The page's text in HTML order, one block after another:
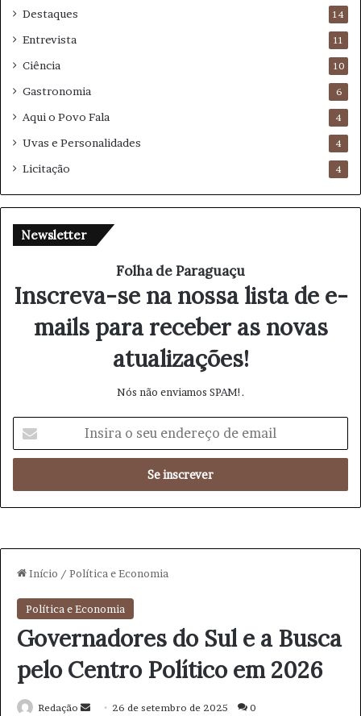
Destaques 14
Entrevista 11
Ciência 10
Gastronomia 6
Aqui o Povo Fala 4
Uvas e Personalidades 4
Licitação 4
Newsletter
Folha de Paraguaçu
Inscreva-se na nossa lista de e-
mails para receber as novas
atualizações!
Nós não enviamos SPAM!.
s
r
a
u
e
o